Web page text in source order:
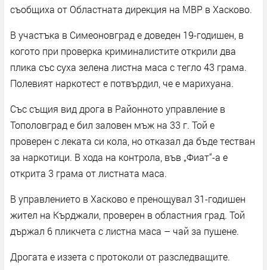
съобщиха от Областната дирекция на МВР в Хасково.
В участъка в Симеоновград е доведен 19-годишен, в
когото при проверка криминалистите открили два
плика със суха зелена листна маса с тегло 43 грама.
Полевият наркотест е потвърдил, че е марихуана.
Със същия вид дрога в Районното управление в
Тополовград е бил заловен мъж на 33 г. Той е
проверен с леката си кола, но отказал да бъде тестван
за наркотици. В хода на контрола, във „Фиат“-а е
открита 3 грама от листната маса.
В управлението в Хасково е пренощувал 31-годишен
жител на Кърджали, проверен в областния град. Той
държал 6 пликчета с листна маса – чай за пушене.
Дрогата е иззета с протоколи от разследващите.